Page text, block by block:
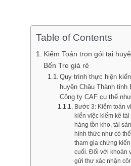
Table of Contents
Kiểm Toán trọn gói tại
Bến Tre giá rẻ
Quy trình thực hiện
huyện Châu Thành tỉnh
Công ty CAF cụ thể
Bước 3: Kiểm toán
kiến việc kiểm kê
hàng tồn kho, tài
hình thức như có
tham gia chứng
cuối. Đối với khoản
gửi thư xác nhận